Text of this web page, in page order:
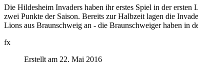
Die Hildesheim Invaders haben ihr erstes Spiel in der
zwei Punkte der Saison. Bereits zur Halbzeit lagen die
Lions aus Braunschweig an - die Braunschweiger haben in
fx
Erstellt am 22. Mai 2016